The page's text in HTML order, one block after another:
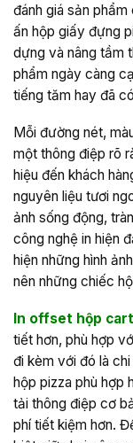
đánh giá sản
ấn hộp giấy đựng
dựng và nâng tầm
phẩm ngày càng
tiếng tăm hay đã
Mỗi đường nét,
một thông điệp rõ
hiệu đến khách
nguyên liệu tươi
ảnh sống động,
công nghệ in hiện
hiện những hình
nên những chiếc
In offset hộp
tiết hơn, phù hợp
đi kèm với đó là
hộp pizza phù hợp
tải thông điệp cơ
phí tiết kiệm hơn.